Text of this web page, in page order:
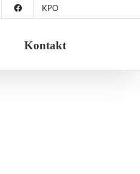
KPO
Kontakt